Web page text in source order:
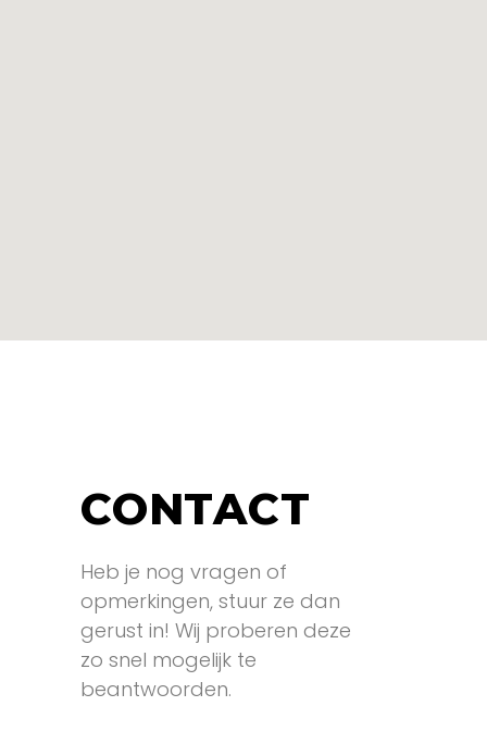
CONTACT
Heb je nog vragen of
opmerkingen, stuur ze dan
gerust in! Wij proberen deze
zo snel mogelijk te
beantwoorden.